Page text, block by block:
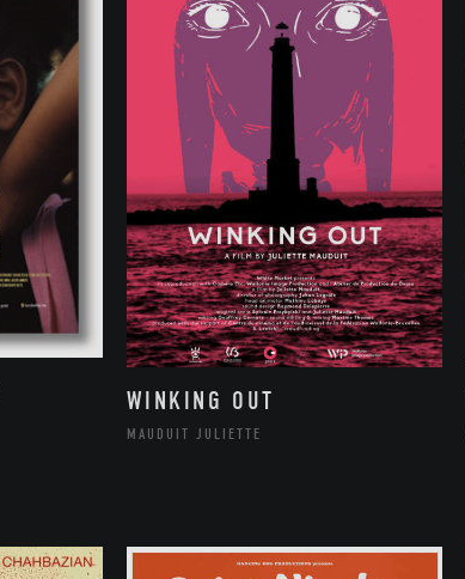
WINKING OUT
MAUDUIT JULIETTE